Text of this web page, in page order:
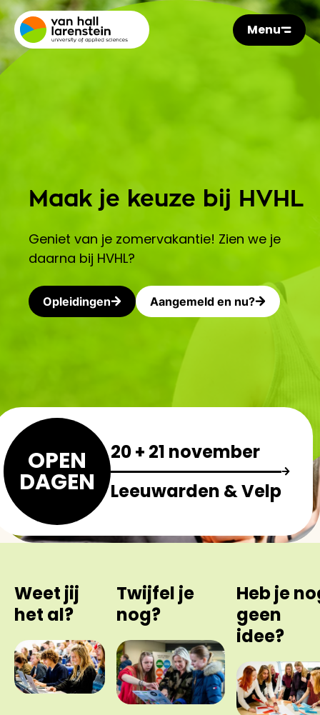
Menu
Maak je keuze bij HVHL
Geniet van je zomervakantie! Zien we je
daarna bij HVHL?
Opleidingen Aangemeld en nu?
OPEN
DAGEN
20 + 21 november
Leeuwarden & Velp
Weet jij
het al?
Twijfel je
nog?
Heb je
geen
idee?